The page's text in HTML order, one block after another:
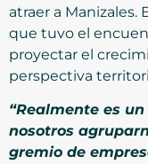
atraer a
que tuvo el
proyectar el
perspectiva
“Realmente es
nosotros
gremio de